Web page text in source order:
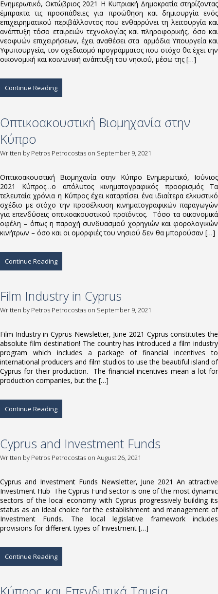
Ενημερωτικό, Οκτώβριος 2021 Η Κυπριακή Δημοκρατία στηρίζοντας
έμπρακτα τις προσπάθειες για προώθηση και δημιουργία ενός
επιχειρηματικού περιβάλλοντος που ενθαρρύνει τη λειτουργία και
ανάπτυξη τόσο εταιρειών τεχνολογίας και πληροφορικής, όσο και
νεοφυών επιχειρήσεων, έχει αναθέσει στα αρμόδια Υπουργεία και
Υφυπουργεία, τον σχεδιασμό προγράμματος που στόχο θα έχει την
οικονομική και κοινωνική ανάπτυξη του νησιού, μέσω της […]
Continue Reading
Οπτικοακουστική Βιομηχανία στην
Κύπρο
Written by Petros Petrocostas on September 9, 2021
Οπτικοακουστική Βιομηχανία στην Κύπρο Ενημερωτικό, Ιούνιος
2021 Κύπρος…ο απόλυτος κινηματογραφικός προορισμός Τα
τελευταία χρόνια η Κύπρος έχει καταρτίσει ένα ιδιαίτερα ελκυστικό
σχέδιο με στόχο την προσέλκυση κινηματογραφικών παραγωγών
για επενδύσεις οπτικοακουστικού προϊόντος. Τόσο τα οικονομικά
οφέλη – όπως η παροχή συνδυασμού χορηγιών και φορολογικών
κινήτρων – όσο και οι ομορφιές του νησιού δεν θα μπορούσαν […]
Continue Reading
Film Industry in Cyprus
Written by Petros Petrocostas on September 9, 2021
Film Industry in Cyprus Newsletter, June 2021 Cyprus constitutes the
absolute film destination! The country has introduced a film industry
program which includes a package of financial incentives to
international producers and film studios to use the beautiful island of
Cyprus for their production. The financial incentives mean a lot for
production companies, but the […]
Continue Reading
Cyprus and Investment Funds
Written by Petros Petrocostas on August 26, 2021
Cyprus and Investment Funds Newsletter, June 2021 An attractive
Investment Hub The Cyprus Fund sector is one of the most dynamic
sectors of the local economy with Cyprus progressively building its
status as an ideal choice for the establishment and management of
Investment Funds. The local legislative framework includes
provisions for different types of Investment […]
Continue Reading